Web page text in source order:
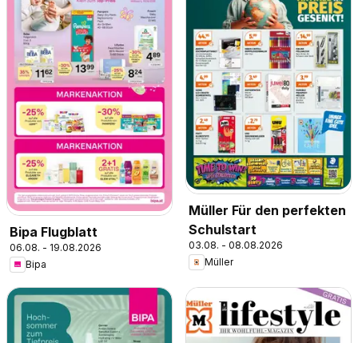
Bipa Flugblatt
06.08. - 19.08.2026
Bipa
Müller Für den perfekten
Schulstart
03.08. - 08.08.2026
Müller